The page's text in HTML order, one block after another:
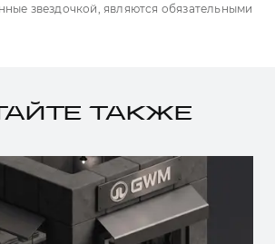
звездочкой, являются обязательными
ТАКЖЕ